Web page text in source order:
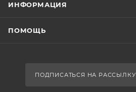
ИНФОРМАЦИЯ
ПОМОЩЬ
ПОДПИСАТЬСЯ НА РАССЫЛКУ